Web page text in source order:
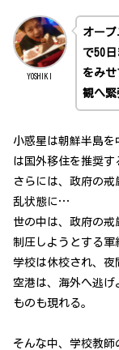
YOSHIKI
オー
で50
をみ
観へ緊
小惑星は朝鮮半島
は国外移住を推奨す
さらには、政府の
乱状態に…
世の中は、政府の
制圧しようとする軍
学校は休校され、夜
空港は、海外へ逃
ものも現れる。
そんな中、学校教